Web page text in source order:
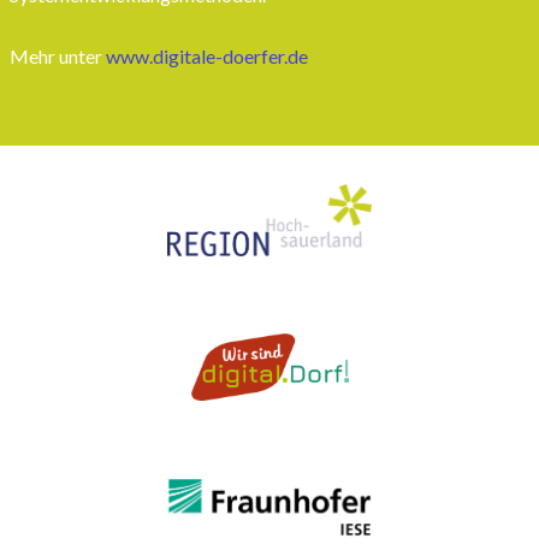
Mehr unterwww.digitale-doerfer.de